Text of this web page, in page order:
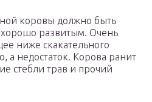
коровы должно быть
развитым. Очень
ниже скакательного
а недостаток. Корова ранит
стебли трав и прочий